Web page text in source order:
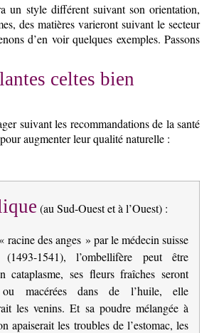
un style différent suivant son orientation,
des matières varieront suivant le secteur
d’en voir quelques exemples. Passons
celtes bien
suivant les recommandations de la santé
augmenter leur qualité naturelle :
(au Sud-Ouest et à l’Ouest) :
racine des anges » par le médecin suisse
(1493-1541), l’ombellifère peut être
cataplasme, ses fleurs fraîches seront
macérées dans de l’huile, elle
les venins. Et sa poudre mélangée à
apaiserait les troubles de l’estomac, les